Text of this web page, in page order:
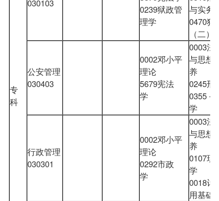
专
科
030103
0239狱政管
理学
与实务
0470犯
（二
公安管理
030403
0002邓小平
理论
5679宪法
学
0003法
与思想
养
0245刑
0355
学
行政管理
030301
0002邓小平
理论
0292市政
学
0003法
与思想
养
0107现
学
0018计
用基